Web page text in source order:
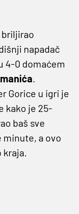
briljirao
napadač
4-0 domaćem
.
Gorice u igri je
kako je 25-
baš sve
minute, a ovo
kraja.